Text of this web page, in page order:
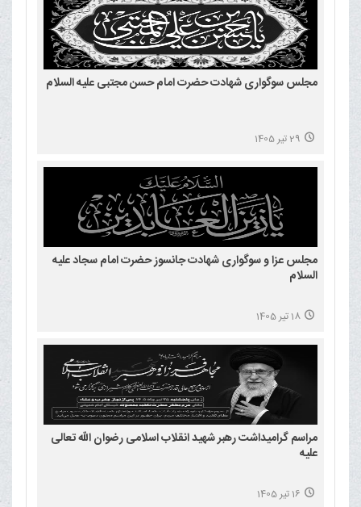
مجلس سوگواری شهادت حضرت امام حسن مجتبی علیه السلام
29 تیر 1405
مجلس عزا و سوگواری شهادت جانسوز حضرت امام سجاد علیه
السلام
18 تیر 1405
مراسم گرامیداشت رهبر شهید انقلاب اسلامی رضوان الله تعالی
علیه
16 تیر 1405